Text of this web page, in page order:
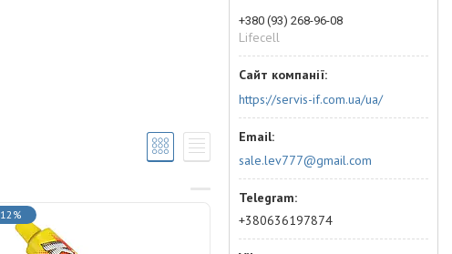
+380 (93) 268-96-08
Lifecell
https://servis-if.com.ua/ua/
sale.lev777@gmail.com
+380636197874